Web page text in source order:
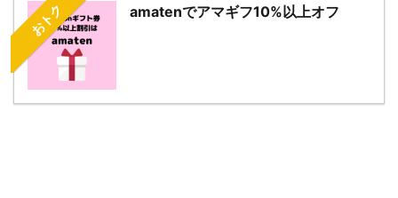
おトク amatenでアマギフ10%以上オフ